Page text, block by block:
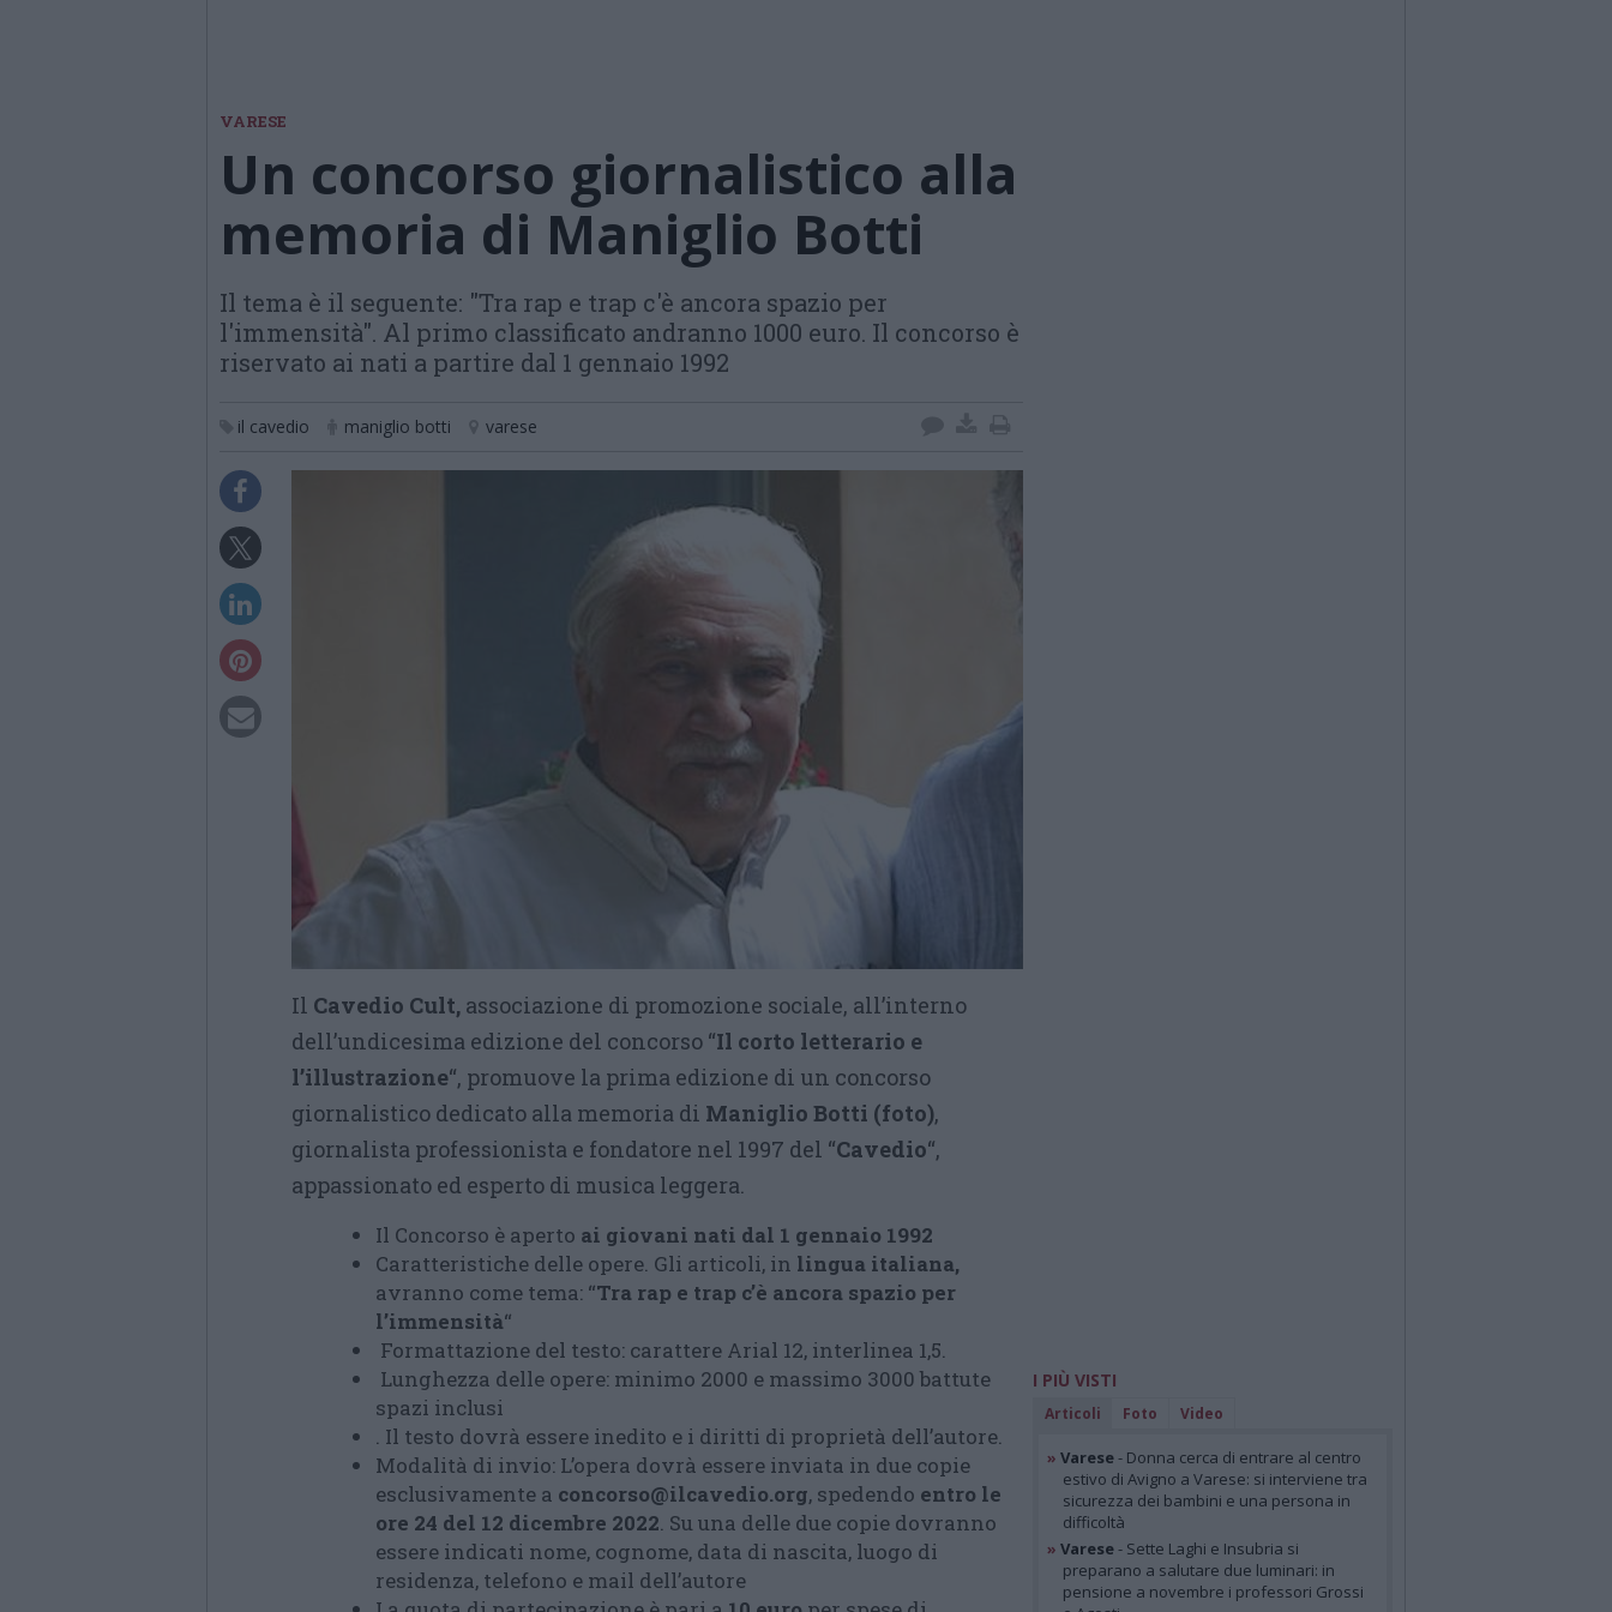
VARESE
Un concorso giornalistico alla
memoria di Maniglio Botti
Il tema è il seguente: "Tra rap e trap c'è ancora spazio per
l'immensità". Al primo classificato andranno 1000 euro. Il concorso è
riservato ai nati a partire dal 1 gennaio 1992
il cavedio maniglio botti varese
Il Cavedio Cult, associazione di promozione sociale, all’interno
dell’undicesima edizione del concorso “Il corto letterario e
l’illustrazione“, promuove la prima edizione di un concorso
giornalistico dedicato alla memoria di Maniglio Botti (foto),
giornalista professionista e fondatore nel 1997 del “Cavedio“,
appassionato ed esperto di musica leggera.
Il Concorso è aperto ai giovani nati dal 1 gennaio 1992
Caratteristiche delle opere. Gli articoli, in lingua italiana,
avranno come tema: “Tra rap e trap c’è ancora spazio per
l’immensità“
Formattazione del testo: carattere Arial 12, interlinea 1,5.
Lunghezza delle opere: minimo 2000 e massimo 3000 battute
spazi inclusi
. Il testo dovrà essere inedito e i diritti di proprietà dell’autore.
Modalità di invio: L’opera dovrà essere inviata in due copie
esclusivamente a concorso@ilcavedio.org, spedendo entro le
ore 24 del 12 dicembre 2022. Su una delle due copie dovranno
essere indicati nome, cognome, data di nascita, luogo di
residenza, telefono e mail dell’autore
I PIÙ VISTI
Articoli Foto Video
» Varese- Donna cerca di entrare al centro
estivo di Avigno a Varese: si interviene tra
sicurezza dei bambini e una persona in
difficoltà
» Varese- Sette Laghi e Insubria si
preparano a salutare due luminari: in
pensione a novembre i professori Grossi